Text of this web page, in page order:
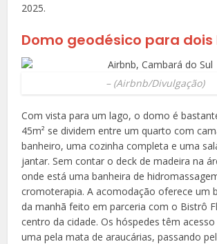
2025.
Domo geodésico para
– (Airbnb/Divulgação)
Com vista para um lago, o domo é
45m² se dividem entre um quarto com
banheiro, uma cozinha completa e uma
jantar. Sem contar o deck de madeira na
onde está uma banheira de
cromoterapia. A acomodação oferece um
da manhã feito em parceria com o Bistrô
centro da cidade.Os hóspedes têm
uma pela mata de araucárias, passando